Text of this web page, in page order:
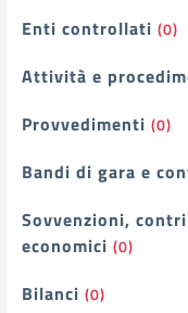
Enti controllati (0)
Attività e
Provvedimenti (0)
Bandi di gara e
Sovvenzioni,
economici (0)
Bilanci (0)